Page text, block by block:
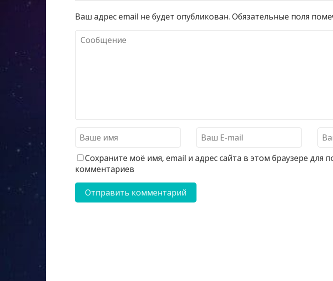
Ваш адрес email не будет опубликован. Обязательные поля
Сохраните моё имя, email и адрес сайта в этом браузере для
комментариев